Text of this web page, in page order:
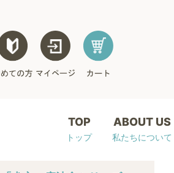
TOP
トップ
ABOUT US
私たちについて